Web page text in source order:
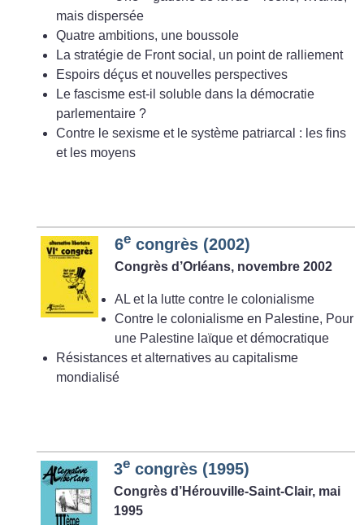
mais dispersée
Quatre ambitions, une boussole
La stratégie de Front social, un point de ralliement
Espoirs déçus et nouvelles perspectives
Le fascisme est-il soluble dans la démocratie
parlementaire ?
Contre le sexisme et le système patriarcal : les fins
et les moyens
6e congrès (2002)
Congrès d’Orléans, novembre 2002
AL et la lutte contre le colonialisme
Contre le colonialisme en Palestine, Pour
une Palestine laïque et démocratique
Résistances et alternatives au capitalisme
mondialisé
3e congrès (1995)
Congrès d’Hérouville-Saint-Clair, mai
1995